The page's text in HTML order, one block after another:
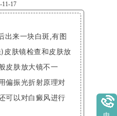
11-17
来一块白斑,有图
皮肤镜检查和皮肤放
皮肤放大镜不一
偏振光折射原理对
可以对白癜风进行